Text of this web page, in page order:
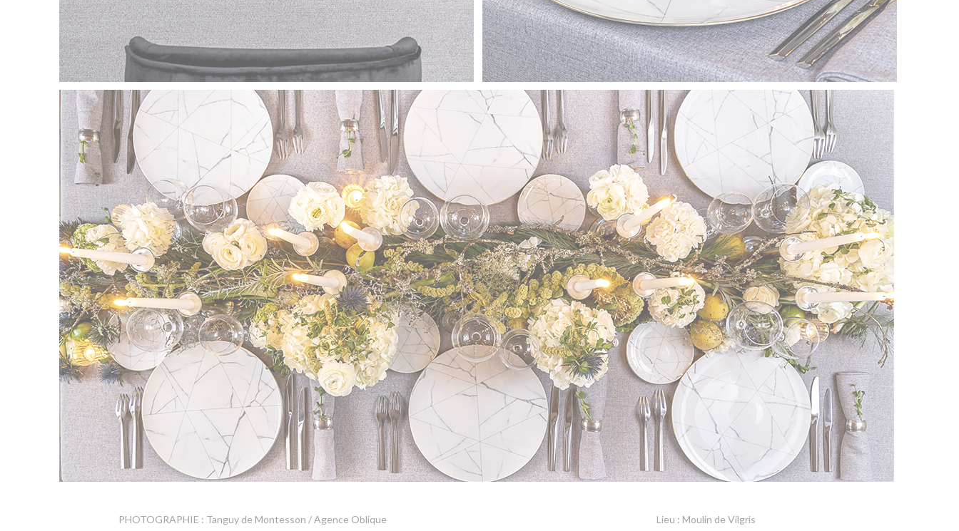
PHOTOGRAPHIE : Tanguy de Montesson / Agence Oblique Lieu : Moulin de Vilgris